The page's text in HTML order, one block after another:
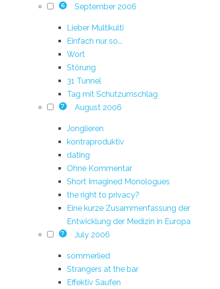
6 September 2006
Lieber Multikulti
Einfach nur so...
Wort
Störung
31 Tunnel
Tag mit Schutzumschlag
7 August 2006
Jonglieren
kontraproduktiv
dating
Ohne Kommentar
Short Imagined Monologues
the right to privacy?
Eine kurze Zusammenfassung der
Entwicklung der Medizin in Europa
7 July 2006
sommerlied
Strangers at the bar
Effektiv Saufen